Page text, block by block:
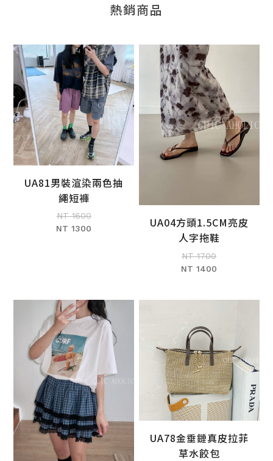
熱銷商品
加入購物車
UA81男裝渲染兩色抽
繩短褲
NT 1600
NT 1300
加入購物車
UA04方頭1.5CM亮皮
人字拖鞋
NT 1700
NT 1400
加入購物車
UA78金垂鏈真皮拉菲
草水餃包